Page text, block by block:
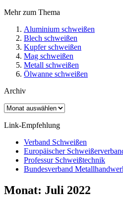
Mehr zum Thema
Aluminium schweißen
Blech schweißen
Kupfer schweißen
Mag schweißen
Metall schweißen
Ölwanne schweißen
Archiv
Archiv
Link-Empfehlung
Verband Schweißen
Europäischer
Professur Schweißtechnik
Bundesverband
Monat: Juli 2022